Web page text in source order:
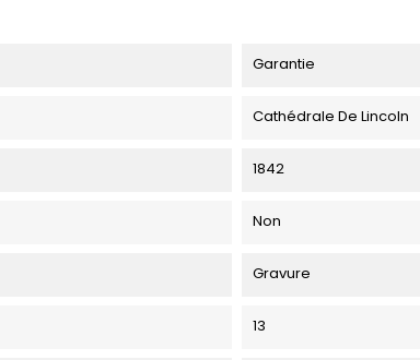
Garantie
Cathédrale De Lincoln
1842
Non
Gravure
13